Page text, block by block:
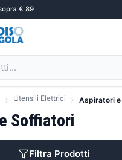
€ 89
Utensili Elettrici Aspiratori
Soffiatori
Filtra Prodotti